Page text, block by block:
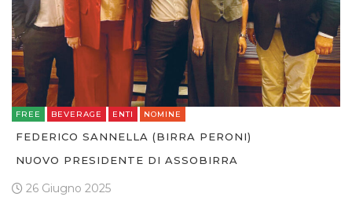
FREE BEVERAGE ENTI NOMINE
FEDERICO SANNELLA (BIRRA PERONI)
NUOVO PRESIDENTE DI ASSOBIRRA
26 Giugno 2025